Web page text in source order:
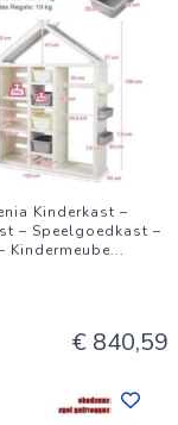
Kinderkast –
– Speelgoedkast –
Kindermeube...
€ 840,59